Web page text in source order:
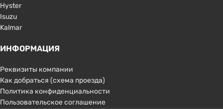
Hyster
Isuzu
Kalmar
ИНФОРМАЦИЯ
Реквизиты компании
Как добраться (схема проезда)
Политика конфиденциальности
Пользовательское соглашение